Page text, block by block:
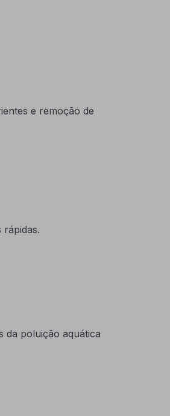
e remoção de
da poluição aquática